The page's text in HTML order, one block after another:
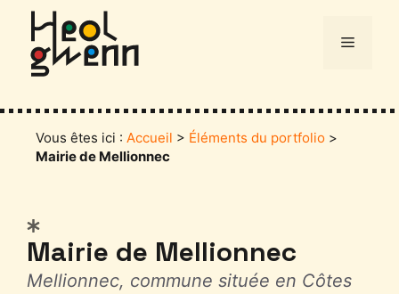
contenu
Menu
Vous êtes ici : Accueil > Éléments du portfolio >
Mairie de Mellionnec
Mairie de Mellionnec
Mellionnec, commune située en Côtes